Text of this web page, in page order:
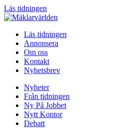
Läs tidningen
Läs tidningen
Annonsera
Om oss
Kontakt
Nyhetsbrev
Nyheter
Från tidningen
Ny På Jobbet
Nytt Kontor
Debatt